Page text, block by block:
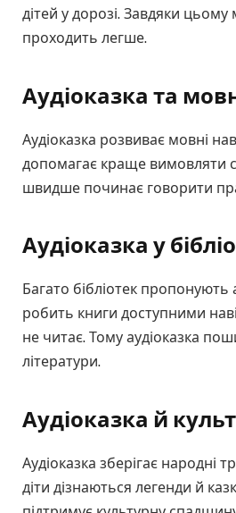
дітей у дорозі. Завдяки цьому
проходить легше.
Аудіоказка та
Аудіоказка розвиває мовні
допомагає краще вимовляти
швидше починає говорити
Аудіоказка у
Багато бібліотек пропонують
робить книги доступними
не читає. Тому аудіоказка
літератури.
Аудіоказка й
Аудіоказка зберігає народні
діти дізнаються легенди й